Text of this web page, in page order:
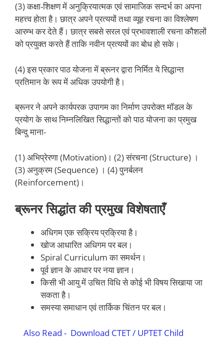
(3) कक्षा-शिक्षण में अनुक्रियात्मक एवं सामाजिक सन्दर्भ का अपना
महत्त्व होता है। छात्र अपने प्रत्ययों तथा व्यूह रचना का विश्लेषण
आरम्भ कर देते हैं। छात्र सबसे सरल एवं प्रभावशाली रचना कौशलों
को प्रयुक्त करते हैं ताकि नवीन प्रत्ययों का बोध हो सके।
(4) इस प्रकार पाठ योजना में ब्रूनर द्वारा निर्मित ये सिद्धान्त
प्रतिमान के रूप में अधिक उपयोगी है।
ब्रूनर ने अपने कार्यपरक उपागम का निर्माण उपरोक्त मॉडल के
प्रयोग के साथ निम्नलिखित सिद्धान्तों को पाठ योजना का प्रमुख
बिन्दु माना-
(1) अभिप्रेरणा (Motivation)। (2) संरचना (Structure) ।
(3) अनुक्रम (Sequence) । (4) पुनर्बलन
(Reinforcement)।
ब्रूनर सिद्धांत की प्रमुख विशेषताएँ
अधिगम एक सक्रिय प्रक्रिया है।
खोज आधारित अधिगम पर बल।
Spiral Curriculum का समर्थन।
पूर्व ज्ञान के आधार पर नया ज्ञान।
किसी भी आयु में उचित विधि से कोई भी विषय सिखाया जा
सकता है।
समस्या समाधान एवं तार्किक चिंतन पर बल।
Also Read - Download CTET / UPTET Child